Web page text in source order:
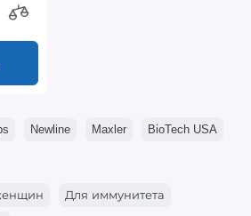
Newline Maxler BioTech USA
Для иммунитета